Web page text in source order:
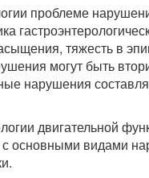
проблеме
тяжесть в
могут быть
нарушения
двигательной
основными видами